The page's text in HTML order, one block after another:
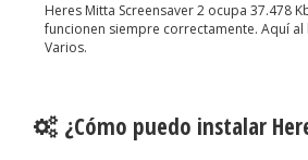
Heres Mitta Screensaver 2 ocupa 37.478
funcionen siempre correctamente. Aquí
Varios.
¿Cómo puedo instalar